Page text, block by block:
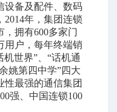
设备及配件、数码
年，集团连锁
拥有600多家门
用户，每年终端销
世界”、“话机通
姚第四中学”四大
性最强的通信集团
强、中国连锁100